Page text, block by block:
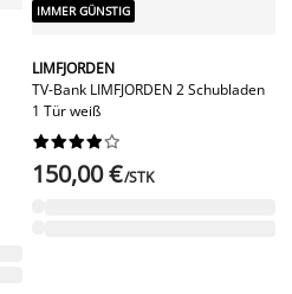
IMMER GÜNSTIG
LIMFJORDEN
TV-Bank LIMFJORDEN 2 Schubladen
1 Tür weiß






150,00 €/STK